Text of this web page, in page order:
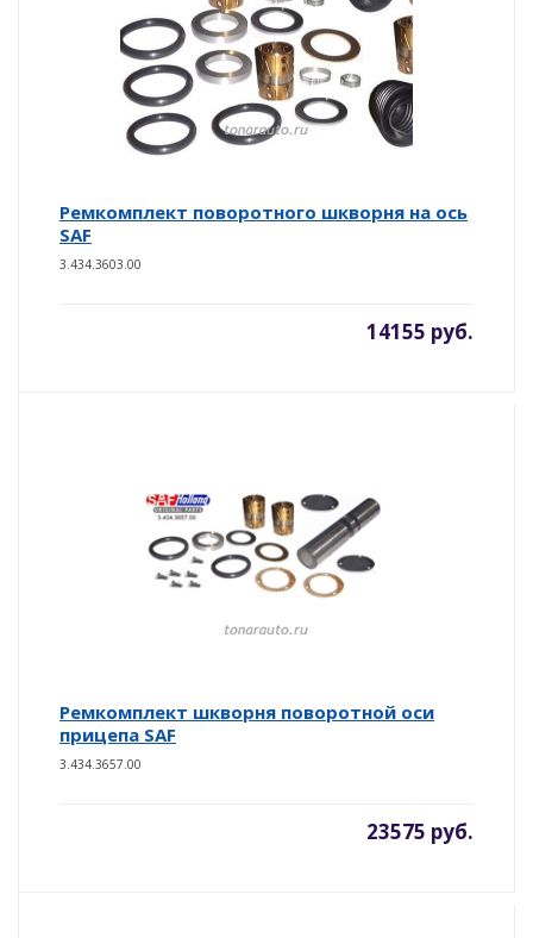
Ремкомплект поворотного шкворня на ось
SAF
3.434.3603.00
14155 руб.
Ремкомплект шкворня поворотной оси
прицепа SAF
3.434.3657.00
23575 руб.